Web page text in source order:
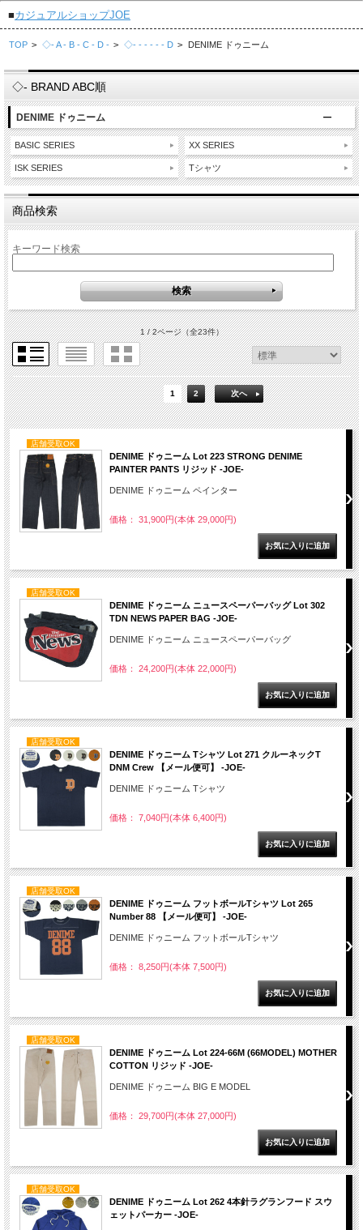
■カジュアルショップJOE
TOP > ◇- A - B - C - D - > ◇- - - - - - D > DENIME ドゥニーム
◇- BRAND ABC順
DENIME ドゥニーム
BASIC SERIES
ISK SERIES
XX SERIES
Tシャツ
商品検索
キーワード検索
1 / 2ページ（全23件）
1 2 次へ
店舗受取OK
DENIME ドゥニーム Lot 223 STRONG DENIME
PAINTER PANTS リジッド -JOE-
DENIME ドゥニーム ペインター
価格： 31,900円(本体 29,000円)
店舗受取OK
DENIME ドゥニーム ニュースペーパーバッグ Lot 302
TDN NEWS PAPER BAG -JOE-
DENIME ドゥニーム ニュースペーパーバッグ
価格： 24,200円(本体 22,000円)
店舗受取OK
DENIME ドゥニーム Tシャツ Lot 271 クルーネックT
DNM Crew 【メール便可】 -JOE-
DENIME ドゥニーム Tシャツ
価格： 7,040円(本体 6,400円)
店舗受取OK
DENIME ドゥニーム フットボールTシャツ Lot 265
Number 88 【メール便可】 -JOE-
DENIME ドゥニーム フットボールTシャツ
価格： 8,250円(本体 7,500円)
店舗受取OK
DENIME ドゥニーム Lot 224-66M (66MODEL) MOTHER
COTTON リジッド -JOE-
DENIME ドゥニーム BIG E MODEL
価格： 29,700円(本体 27,000円)
店舗受取OK
DENIME ドゥニーム Lot 262 4本針ラグランフード スウ
ェットパーカー -JOE-